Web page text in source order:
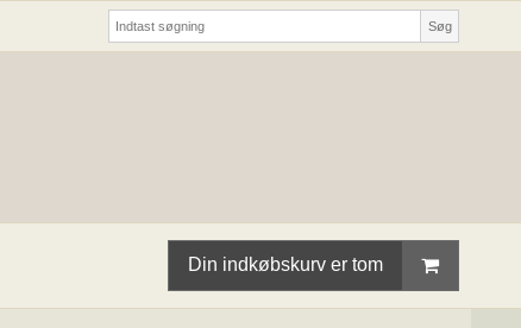
Søg
Din indkøbskurv er tom